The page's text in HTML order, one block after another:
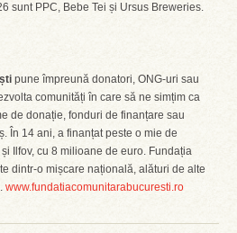
sunt PPC, Bebe Tei și Ursus Breweries.
pune împreună donatori, ONG-uri sau
comunități în care să ne simțim ca
de donație, fonduri de finanțare sau
În 14 ani, a finanțat peste o mie de
Ilfov, cu 8 milioane de euro. Fundația
dintr-o mișcare națională, alături de alte
www.fundatiacomunitarabucuresti.ro